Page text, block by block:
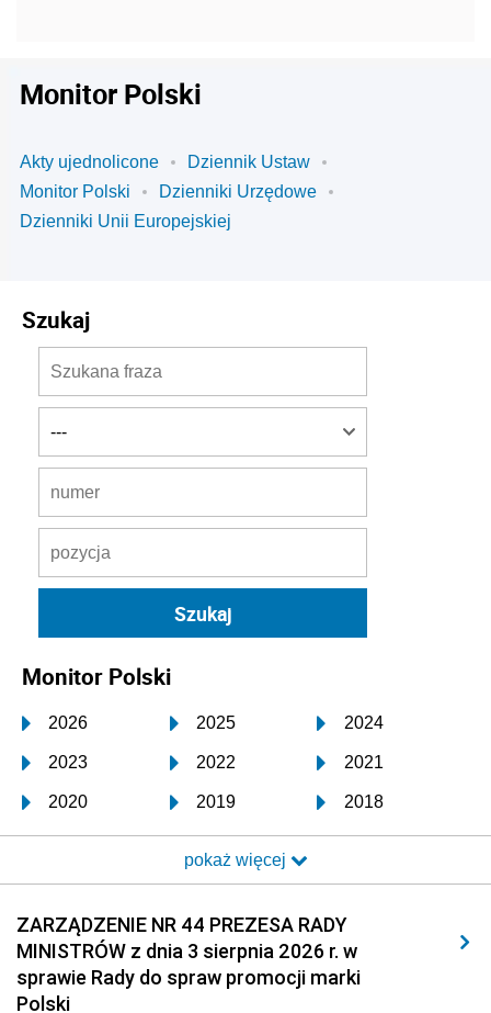
Monitor Polski
Akty ujednolicone
Dziennik Ustaw
Monitor Polski
Dzienniki Urzędowe
Dzienniki Unii Europejskiej
Szukaj
Monitor Polski
2026 2025 2024
2023 2022 2021
2020 2019 2018
2017 2016 2015
2014 2013 2012
2011 2010 2009
2008 2007 2006
2005
pokaż więcej
ZARZĄDZENIE NR 44 PREZESA RADY
MINISTRÓW z dnia 3 sierpnia 2026 r. w
sprawie Rady do spraw promocji marki
Polski